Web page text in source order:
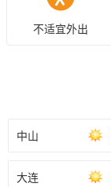
不适宜外出
中山
大连